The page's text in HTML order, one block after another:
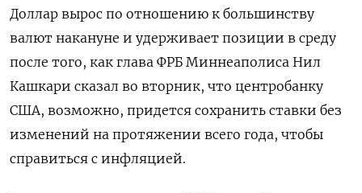
Доллар вырос по отношению к большинству
валют накануне и удерживает позиции в среду
после того, как глава ФРБ Миннеаполиса Нил
Кашкари сказал во вторник, что центробанку
США, возможно, придется сохранить ставки без
изменений на протяжении всего года, чтобы
справиться с инфляцией.